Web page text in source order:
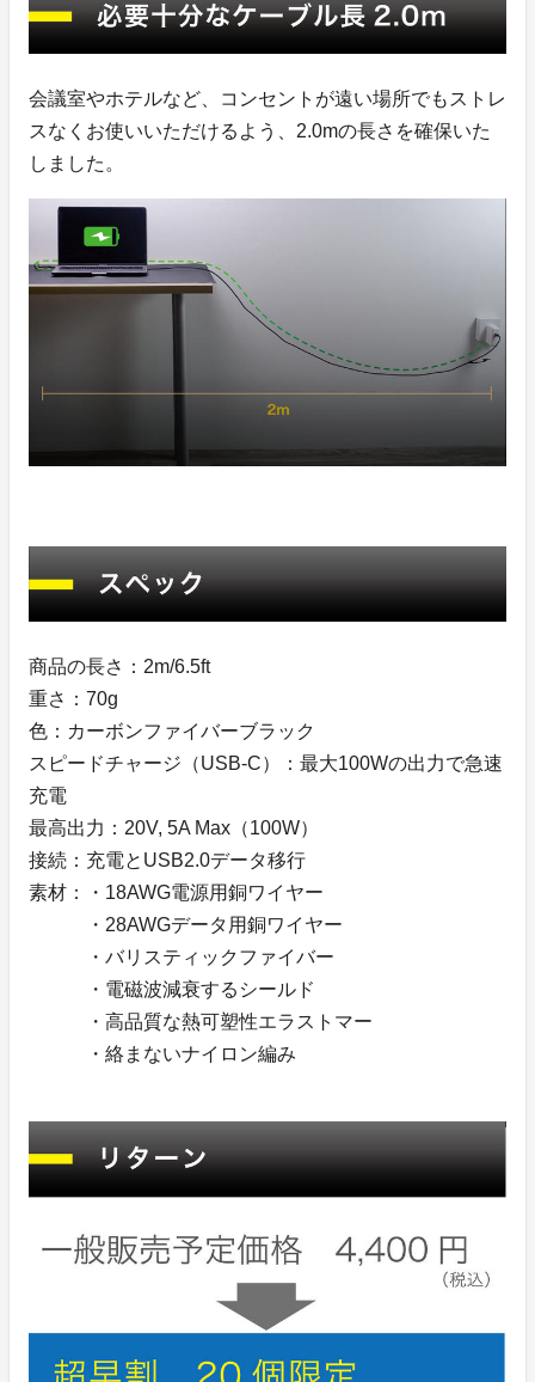
会議室やホテルなど、コンセントが遠い場所でもストレ
スなくお使いいただけるよう、2.0mの長さを確保いた
しました。
商品の長さ：2m/6.5ft
重さ：70g
色：カーボンファイバーブラック
スピードチャージ（USB-C）：最大100Wの出力で急速
充電
最高出力：20V, 5A Max（100W）
接続：充電とUSB2.0データ移行
素材：・18AWG電源用銅ワイヤー
・28AWGデータ用銅ワイヤー
・バリスティックファイバー
・電磁波減衰するシールド
・高品質な熱可塑性エラストマー
・絡まないナイロン編み